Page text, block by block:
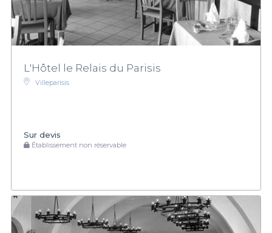
L'Hôtel le Relais du Parisis
Villeparisis
Sur devis
Établissement non réservable